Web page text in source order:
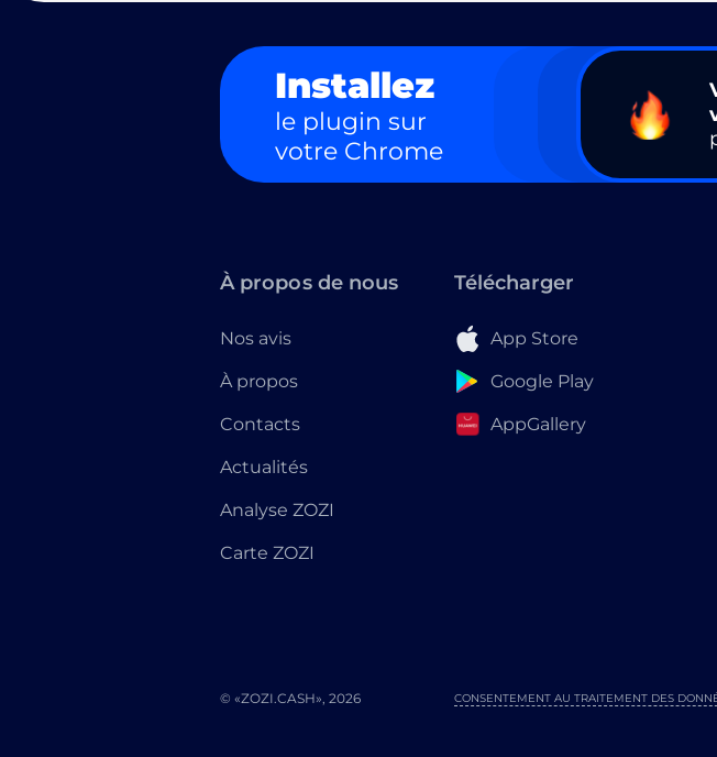
Installez
le plugin sur
votre Chrome
À propos de nous
Nos avis
À propos
Contacts
Actualités
Analyse ZOZI
Carte ZOZI
Télécharger
App Store
Google Play
AppGallery
© «ZOZI.CASH», 2026 CONSENTEMENT AU TRAITEMENT DES